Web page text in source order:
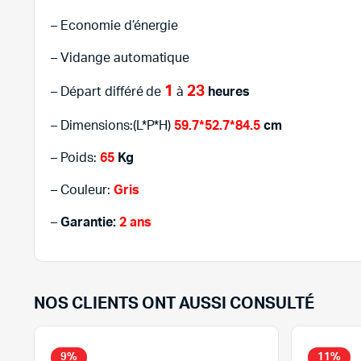
– Economie d’énergie
– Vidange automatique
– Départ différé de 1 à 23 heures
– Dimensions:(L*P*H) 59.7*52.7*84.5 cm
– Poids: 65 Kg
– Couleur: Gris
– Garantie:2 ans
NOS CLIENTS ONT AUSSI CONSULTÉ
9% 11%